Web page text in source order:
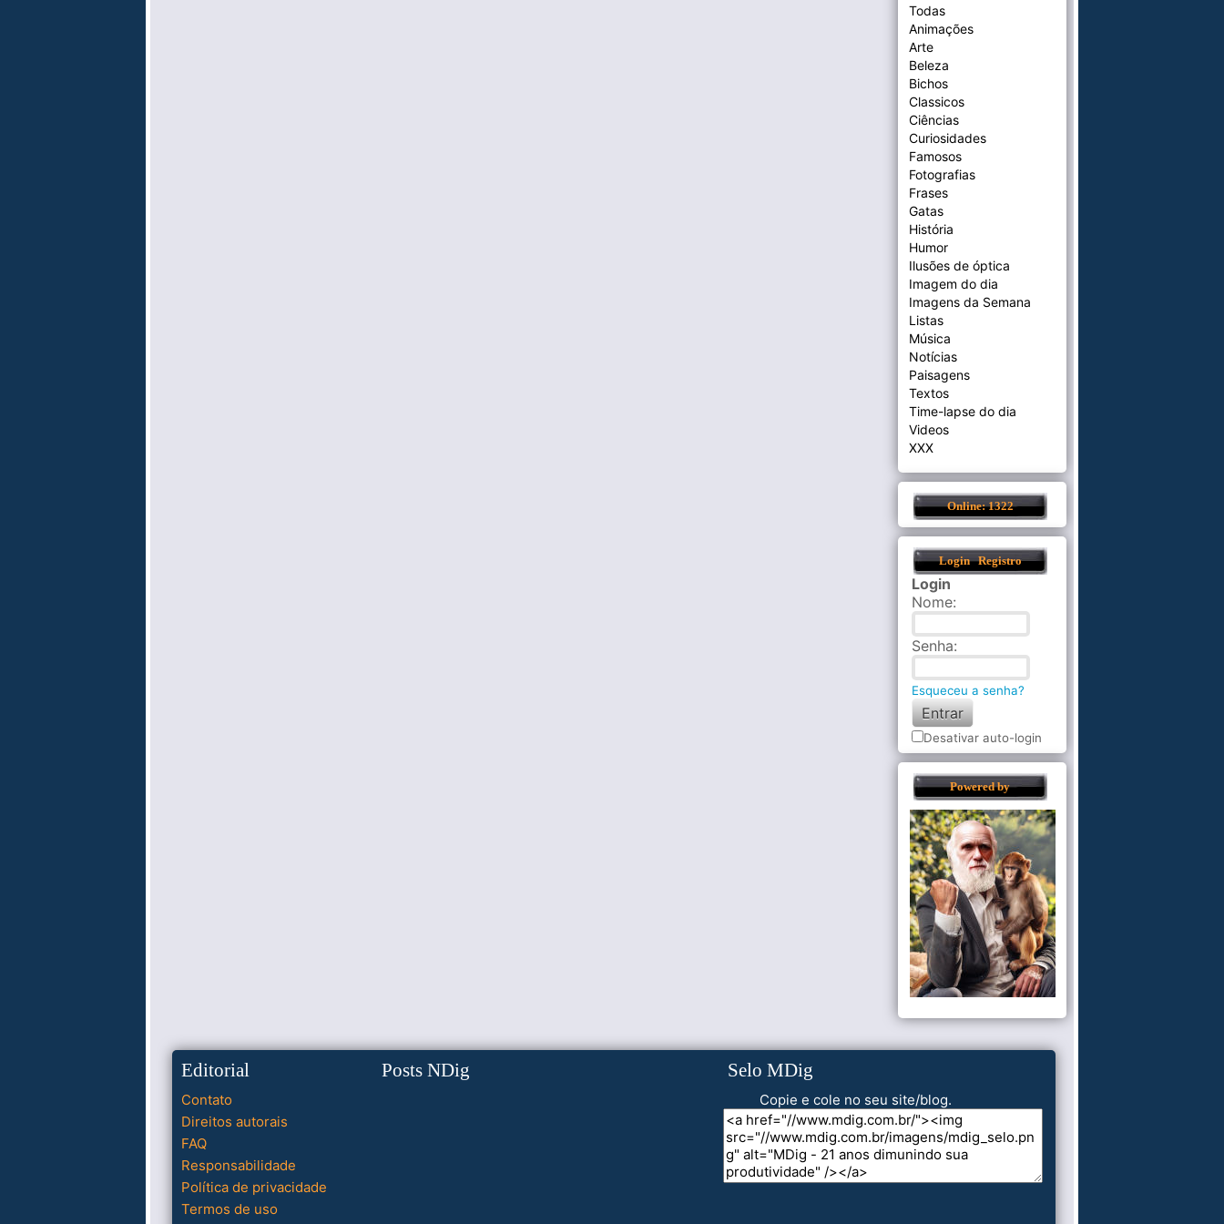
Todas
Animações
Arte
Beleza
Bichos
Classicos
Ciências
Curiosidades
Famosos
Fotografias
Frases
Gatas
História
Humor
Ilusões de óptica
Imagem do dia
Imagens da Semana
Listas
Música
Notícias
Paisagens
Textos
Time-lapse do dia
Videos
XXX
Online: 1322
Login Registro
Login
Nome:
Senha:
Esqueceu a senha?
Desativar auto-login
Powered by
Editorial
Contato
Direitos autorais
FAQ
Responsabilidade
Política de privacidade
Termos de uso
Posts NDig Selo MDig
Copie e cole no seu site/blog.